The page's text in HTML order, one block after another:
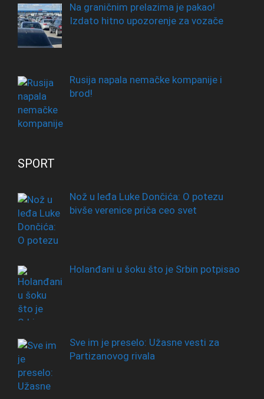
Na graničnim prelazima je pakao!
Izdato hitno upozorenje za vozače
Rusija napala nemačke kompanije i
brod!
SPORT
Nož u leđa Luke Dončića: O potezu
bivše verenice priča ceo svet
Holanđani u šoku što je Srbin potpisao
Sve im je preselo: Užasne vesti za
Partizanovog rivala